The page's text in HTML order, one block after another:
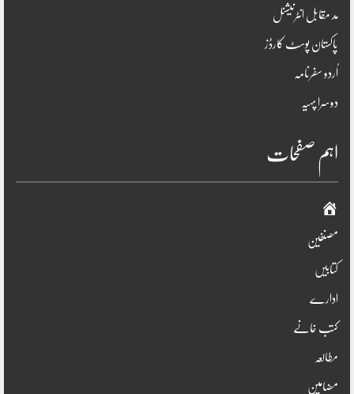
مد مقابل انٹرنیشنل
پاکستان پوسٹ کارڈز
اُردو سفرنامہ
دوسرا پہیہ
اہم صفحات
صفحہ
اوّل
مصنفین
کتابیں
ادارے
کتب خانے
مطالعہ
مضامین